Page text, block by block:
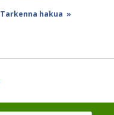
Tarkenna hakua »